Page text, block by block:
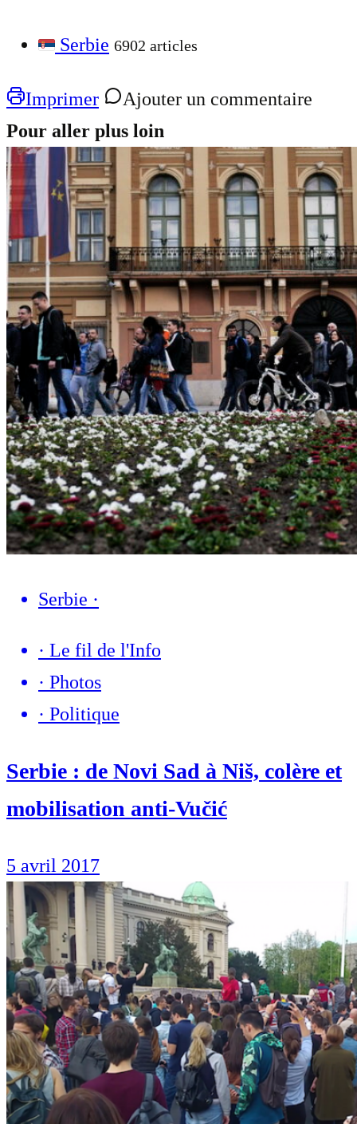
Serbie 6902 articles
Imprimer
Ajouter un commentaire
Pour aller plus loin
Serbie ·
· Le fil de l'Info
· Photos
· Politique
Serbie : de Novi Sad à Niš, colère et
mobilisation anti-Vučić
5 avril 2017